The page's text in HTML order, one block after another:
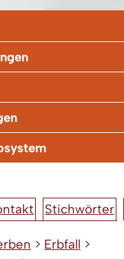
Stichwörter
> Erbfall >